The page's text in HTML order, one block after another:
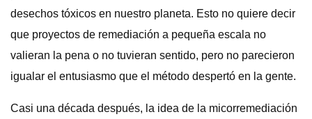
desechos tóxicos en nuestro planeta. Esto no quiere decir
que proyectos de remediación a pequeña escala no
valieran la pena o no tuvieran sentido, pero no parecieron
igualar el entusiasmo que el método despertó en la gente.
Casi una década después, la idea de la micorremediación